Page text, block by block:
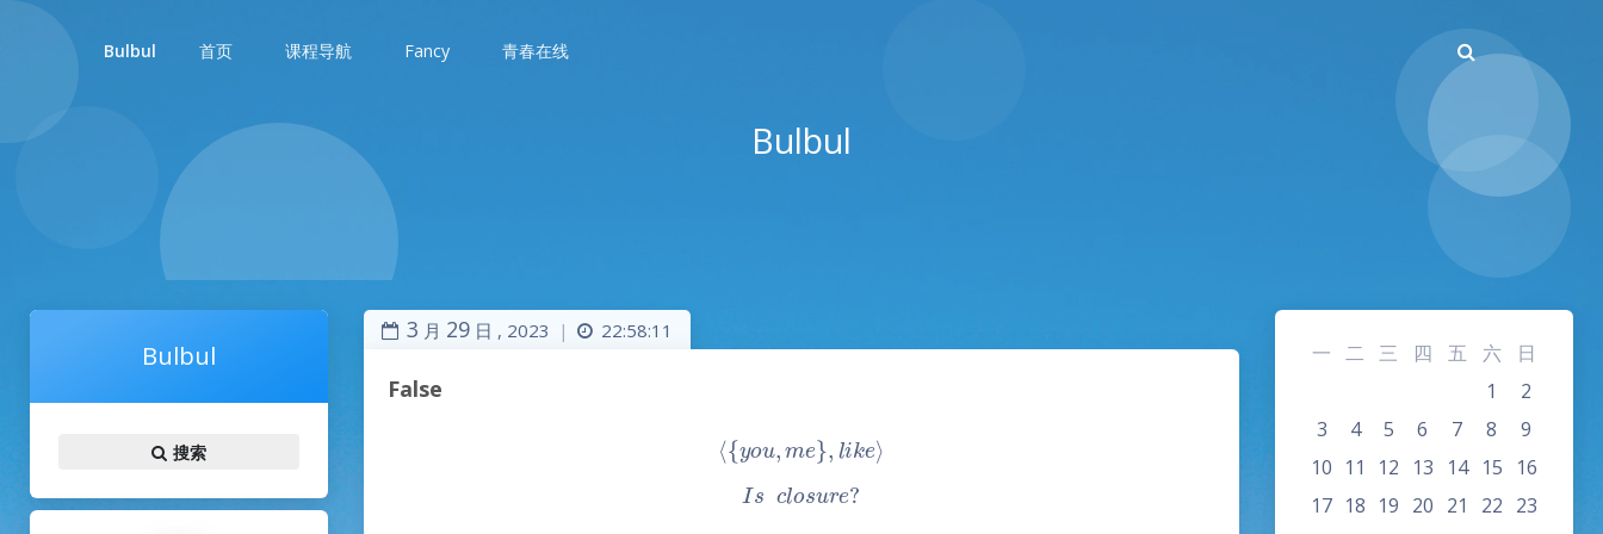
Bulbul 首页 课程导航 Fancy 青春在线
Bulbul
Bulbul
搜索
一 二 三 四 五 六
日
1
2
3
4 5 6 7 8
9
10 11 12 13 14 15
16
17 18 19 20 21 22 23
3 月 29 日 , 2023 | 22:58:11
False
⟨{you ,me} ike⟩
Is losure?